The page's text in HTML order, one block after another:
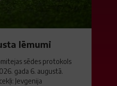
lēmumi
sēdes protokols
gada 6. augustā.
Jevgenija